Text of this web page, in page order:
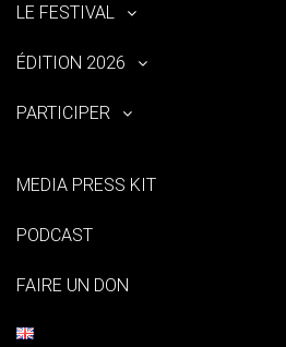
LE FESTIVAL
ÉDITION 2026
PARTICIPER
MEDIA PRESS KIT
PODCAST
FAIRE UN DON